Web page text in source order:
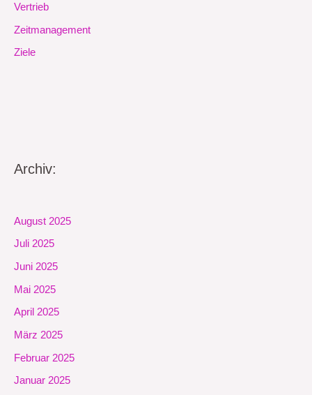
Vertrieb
Zeitmanagement
Ziele
Archiv:
August 2025
Juli 2025
Juni 2025
Mai 2025
April 2025
März 2025
Februar 2025
Januar 2025